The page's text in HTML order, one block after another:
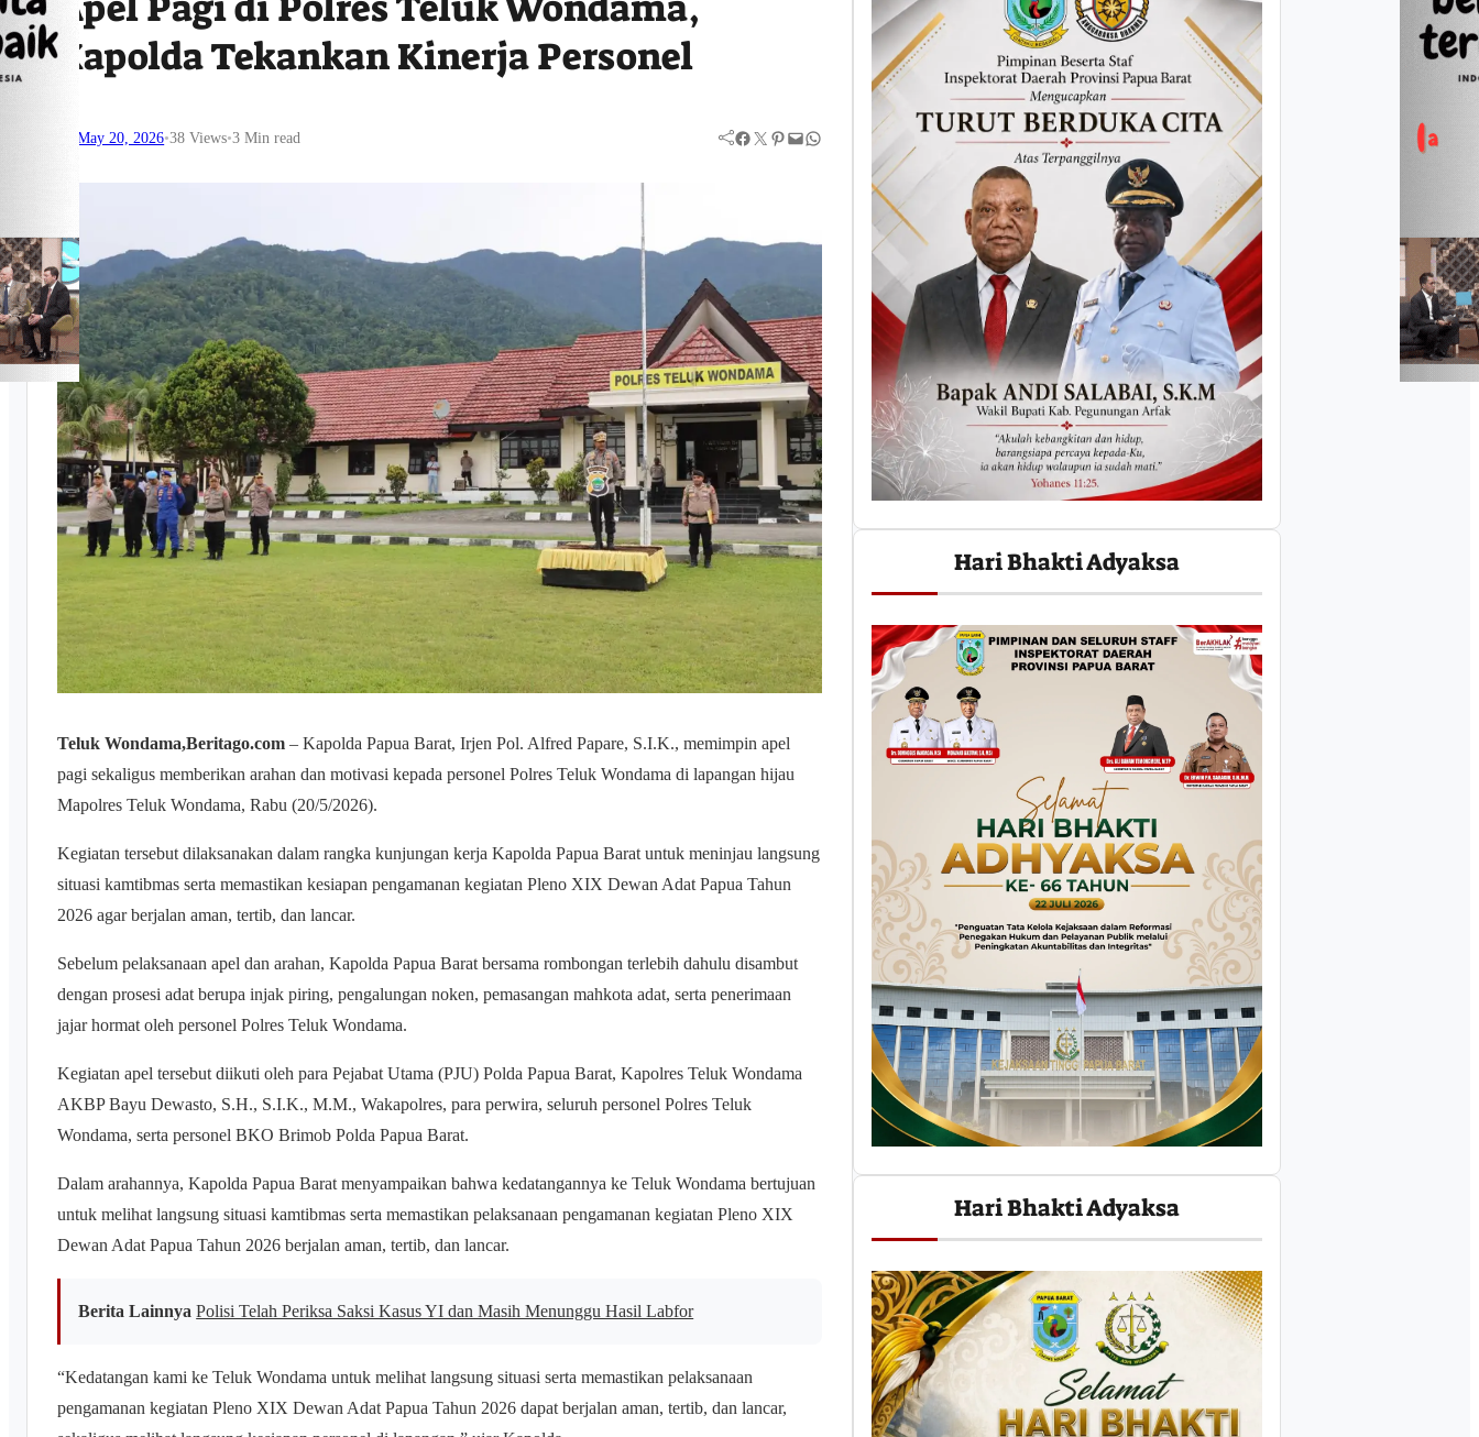
Kapolda Tekankan Kinerja Personel
May 20, 2026•38 Views•3 Min read Facebook Twitter Pinterest Mail WhatsApp
Teluk Wondama,Beritago.com – Kapolda Papua Barat, Irjen Pol. Alfred Papare, S.I.K., memimpin apel
pagi sekaligus memberikan arahan dan motivasi kepada personel Polres Teluk Wondama di lapangan hijau
Mapolres Teluk Wondama, Rabu (20/5/2026).
Kegiatan tersebut dilaksanakan dalam rangka kunjungan kerja Kapolda Papua Barat untuk meninjau langsung
situasi kamtibmas serta memastikan kesiapan pengamanan kegiatan Pleno XIX Dewan Adat Papua Tahun
2026 agar berjalan aman, tertib, dan lancar.
Sebelum pelaksanaan apel dan arahan, Kapolda Papua Barat bersama rombongan terlebih dahulu disambut
dengan prosesi adat berupa injak piring, pengalungan noken, pemasangan mahkota adat, serta penerimaan
jajar hormat oleh personel Polres Teluk Wondama.
Kegiatan apel tersebut diikuti oleh para Pejabat Utama (PJU) Polda Papua Barat, Kapolres Teluk Wondama
AKBP Bayu Dewasto, S.H., S.I.K., M.M., Wakapolres, para perwira, seluruh personel Polres Teluk
Wondama, serta personel BKO Brimob Polda Papua Barat.
Dalam arahannya, Kapolda Papua Barat menyampaikan bahwa kedatangannya ke Teluk Wondama bertujuan
untuk melihat langsung situasi kamtibmas serta memastikan pelaksanaan pengamanan kegiatan Pleno XIX
Dewan Adat Papua Tahun 2026 berjalan aman, tertib, dan lancar.
Berita Lainnya Polisi Telah Periksa Saksi Kasus YI dan Masih Menunggu Hasil Labfor
“Kedatangan kami ke Teluk Wondama untuk melihat langsung situasi serta memastikan pelaksanaan
pengamanan kegiatan Pleno XIX Dewan Adat Papua Tahun 2026 dapat berjalan aman, tertib, dan lancar,
Hari Bhakti Adyaksa
Hari Bhakti Adyaksa